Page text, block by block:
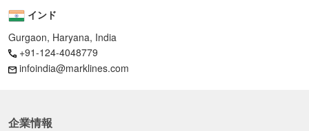
インド
Gurgaon, Haryana, India
+91-124-4048779
infoindia@marklines.com
企業情報